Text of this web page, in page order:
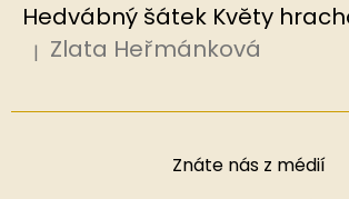
Hodnocení produktu je 5 z 5 hvězdiček.
| Zlata Heřmánková
Znáte nás z médií